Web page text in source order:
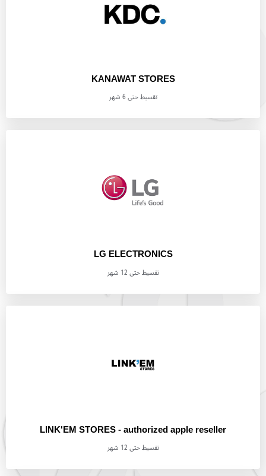
KANAWAT STORES
تقسيط حتى 6 شهر
LG ELECTRONICS
تقسيط حتى 12 شهر
LINK'EM STORES - authorized apple reseller
تقسيط حتى 12 شهر